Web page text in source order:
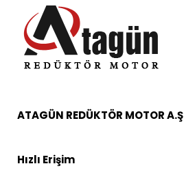
ATAGÜN REDÜKTÖR MOTOR A.Ş
Hızlı Erişim